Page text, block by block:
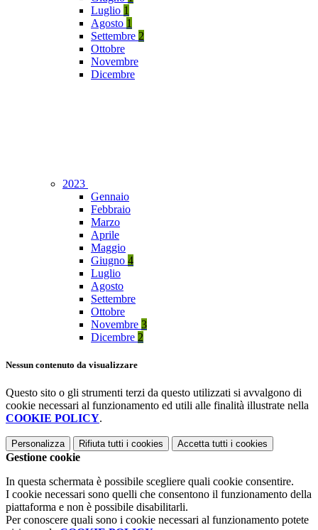
Luglio 1
Agosto 1
Settembre 2
Ottobre
Novembre
Dicembre
2023
Gennaio
Febbraio
Marzo
Aprile
Maggio
Giugno 4
Luglio
Agosto
Settembre
Ottobre
Novembre 3
Dicembre 2
Nessun contenuto da visualizzare
Questo sito o gli strumenti terzi da questo utilizzati si avvalgono di
cookie necessari al funzionamento ed utili alle finalità illustrate nella
COOKIE POLICY.
Personalizza Rifiuta tutti i cookies Accetta tutti i cookies
Gestione cookie
In questa schermata è possibile scegliere quali cookie consentire.
I cookie necessari sono quelli che consentono il funzionamento della
piattaforma e non è possibile disabilitarli.
Per conoscere quali sono i cookie necessari al funzionamento potete